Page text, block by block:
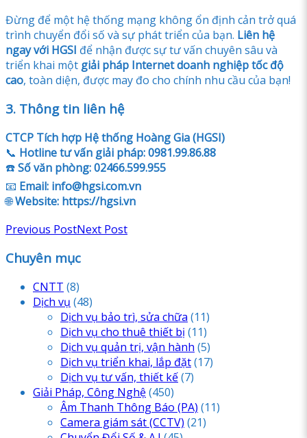
Đừng để một hệ thống mạng không ổn định cản trở quá
trình chuyển đổi số và sự phát triển của bạn. Liên hệ
ngay với HGSI để nhận được sự tư vấn chuyên sâu và
triển khai một giải pháp Internet doanh nghiệp tốc độ
cao, toàn diện, được may đo cho chính nhu cầu của bạn!
3. Thông tin liên hệ
CTCP Tích hợp Hệ thống Hoàng Gia (HGSI)
📞 Hotline tư vấn giải pháp:0981.99.86.88
☎️Số văn phòng:02466.599.955
📧 Email: info@hgsi.com.vn
🌐Website: https://hgsi.vn
Previous PostNext Post
Chuyên mục
CNTT (8)
Dịch vụ (48)
Dịch vụ bảo trì, sửa chữa (11)
Dịch vụ cho thuê thiết bị (11)
Dịch vụ quản trị, vận hành (5)
Dịch vụ triển khai, lắp đặt(17)
Dịch vụ tư vấn, thiết kế(7)
Giải Pháp, Công Nghệ(450)
Âm Thanh Thông Báo (PA) (11)
Camera giám sát(CCTV) (21)